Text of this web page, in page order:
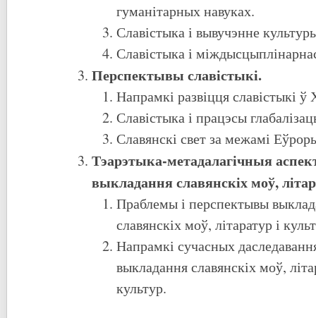
гуманітарных навуках.
Славістыка і вывучэнне
Славістыка і
Перспектывы славістыкі.
Напрамкі развіцця славістыкі ў
Славістыка і працэсы
Славянскі свет за межамі
Тэарэтыка-метадалагічныя
выкладання славянскіх моў,
Праблемы і перспектывы
славянскіх моў, літаратур і
Напрамкі сучасных
выкладання славянскіх моў,
культур.